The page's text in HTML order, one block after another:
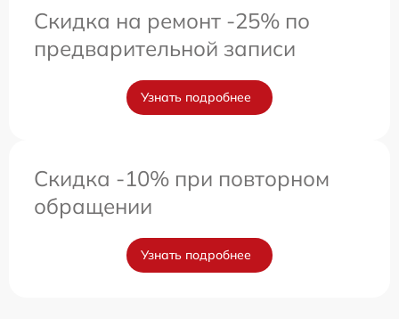
Скидка на ремонт -25% по
предварительной записи
Узнать подробнее
Скидка -10% при повторном
обращении
Узнать подробнее